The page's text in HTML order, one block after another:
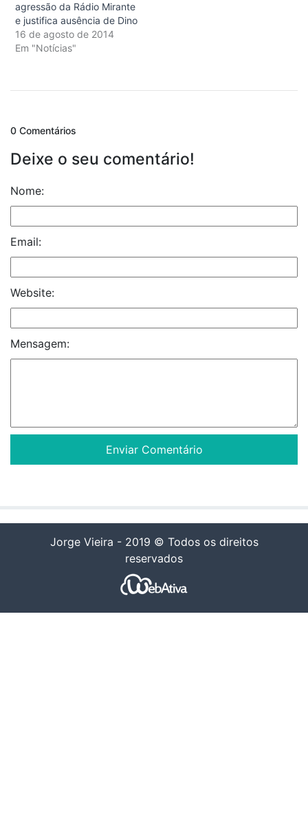
agressão da Rádio Mirante
e justifica ausência de Dino
16 de agosto de 2014
Em "Notícias"
0 Comentários
Deixe o seu comentário!
Nome:
Email:
Website:
Mensagem:
Jorge Vieira - 2019 © Todos os direitos
reservados